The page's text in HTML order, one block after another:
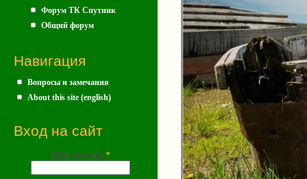
Форум ТК Спутник
Общий форум
Навигация
Вопросы и замечания
About this site (english)
Вход на сайт
Имя (почта) *